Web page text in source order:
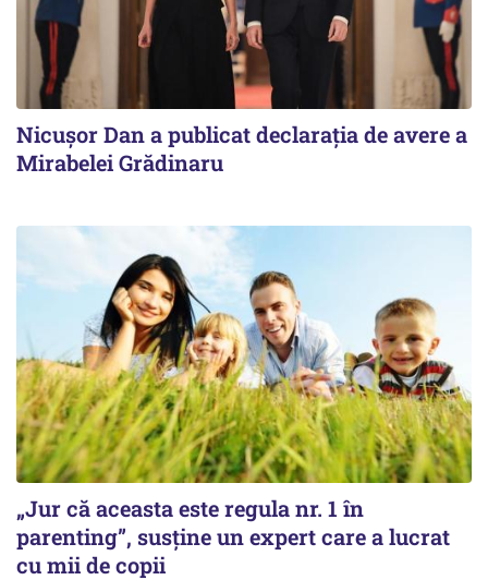
Nicuşor Dan a publicat declaraţia de avere a
Mirabelei Grădinaru
„Jur că aceasta este regula nr. 1 în
parenting”, susține un expert care a lucrat
cu mii de copii